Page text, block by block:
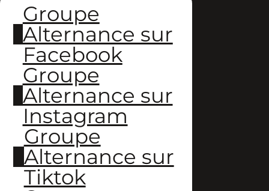
Groupe
Alternance sur
Facebook
Groupe
Alternance sur
Instagram
Groupe
Alternance sur
Tiktok